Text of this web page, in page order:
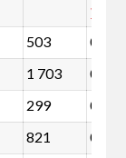
503 0,1
1 703 0,3
299 0,1
821 0,1